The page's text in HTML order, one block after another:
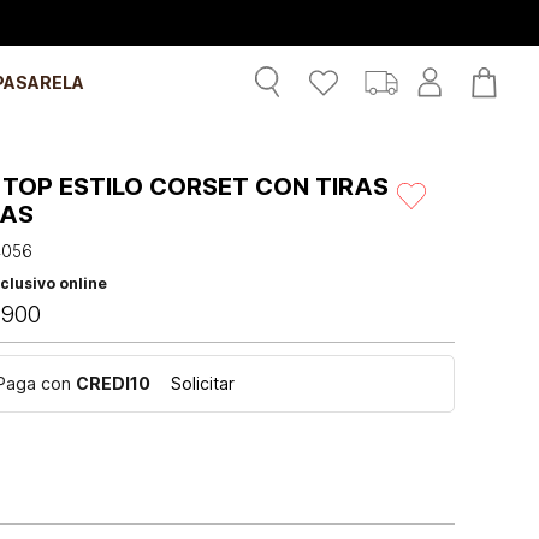
ESTILO CORSET CON TIRAS
online
900
con CREDI10 Solicitar